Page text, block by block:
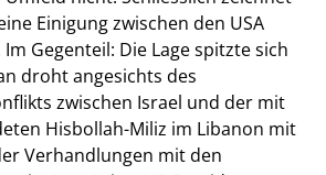
Einigung zwischen den USA
Gegenteil: Die Lage spitzte sich
droht angesichts des
zwischen Israel und der mit
Hisbollah-Miliz im Libanon mit
Verhandlungen mit den